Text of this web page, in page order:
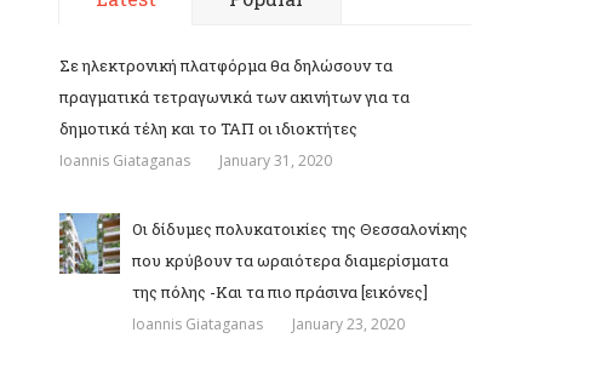
Σε ηλεκτρονική πλατφόρμα θα δηλώσουν τα
πραγματικά τετραγωνικά των ακινήτων για τα
δημοτικά τέλη και το ΤΑΠ οι ιδιοκτήτες
Ioannis Giataganas January 31, 2020
Οι δίδυμες πολυκατοικίες της Θεσσαλονίκης
που κρύβουν τα ωραιότερα διαμερίσματα
της πόλης -Και τα πιο πράσινα [εικόνες]
Ioannis Giataganas January 23, 2020